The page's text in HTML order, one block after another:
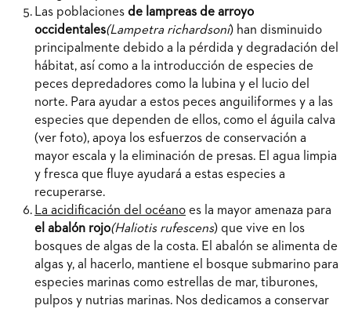
Las poblaciones de lampreas de arroyo
occidentales(Lampetra richardsoni) han disminuido
principalmente debido a la pérdida y degradación del
hábitat, así como a la introducción de especies de
peces depredadores como la lubina y el lucio del
norte. Para ayudar a estos peces anguiliformes y a las
especies que dependen de ellos, como el águila calva
(ver foto), apoya los esfuerzos de conservación a
mayor escala y la eliminación de presas. El agua limpia
y fresca que fluye ayudará a estas especies a
recuperarse.
La acidificación del océano es la mayor amenaza para
el abalón rojo(Haliotis rufescens) que vive en los
bosques de algas de la costa. El abalón se alimenta de
algas y, al hacerlo, mantiene el bosque submarino para
especies marinas como estrellas de mar, tiburones,
pulpos y nutrias marinas. Nos dedicamos a conservar